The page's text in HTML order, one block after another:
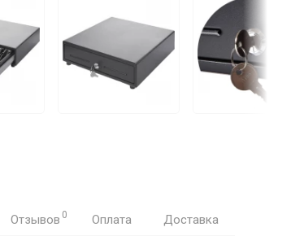
Отзывов 0 Оплата Доставка